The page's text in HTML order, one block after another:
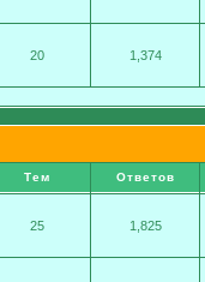
20 1,374
Тем Ответов
25 1,825